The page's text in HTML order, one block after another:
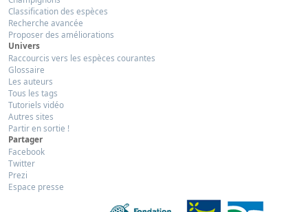
Classification des espèces
Recherche avancée
Proposer des améliorations
Univers
Raccourcis vers les espèces courantes
Glossaire
Les auteurs
Tous les tags
Tutoriels vidéo
Autres sites
Partir en sortie !
Partager
Facebook
Twitter
Prezi
Espace presse